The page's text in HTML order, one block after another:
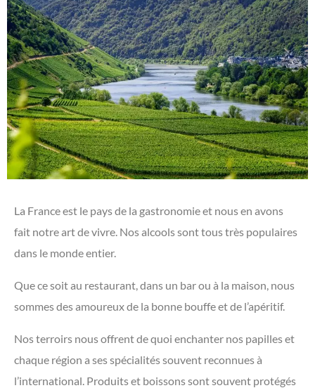
La France est le pays de la gastronomie et nous en avons
fait notre art de vivre. Nos alcools sont tous très populaires
dans le monde entier.
Que ce soit au restaurant, dans un bar ou à la maison, nous
sommes des amoureux de la bonne bouffe et de l’apéritif.
Nos terroirs nous offrent de quoi enchanter nos papilles et
chaque région a ses spécialités souvent reconnues à
l’international. Produits et boissons sont souvent protégés